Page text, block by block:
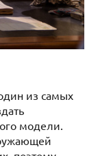
из самых
модели.